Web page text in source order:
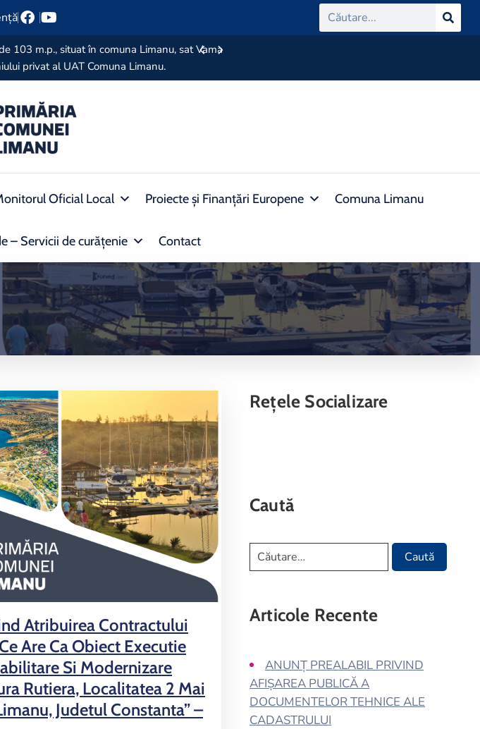
103 m.p., situat în comuna Limanu, sat Vama
privat al UAT Comuna Limanu.
Oficial Local Proiecte și Finanțări Europene Comuna Limanu
– Servicii de curățenie Contact
Atribuirea Contractului
Are Ca Obiect Executie
Si Modernizare
Rutiera, Localitatea 2 Mai
Judetul Constanta” –
Rețele Socializare
Caută
Articole Recente
ANUNȚ PREALABIL PRIVIND
AFIȘAREA PUBLICĂ A
DOCUMENTELOR TEHNICE ALE
CADASTRULUI